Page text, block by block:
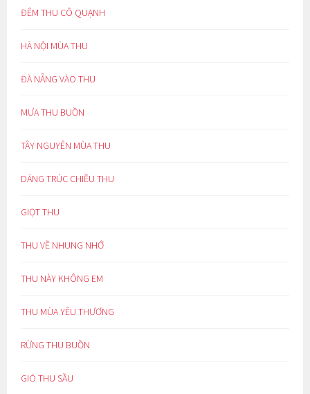
ĐÊM THU CÔ QUẠNH
HÀ NỘI MÙA THU
ĐÀ NẴNG VÀO THU
MƯA THU BUỒN
TÂY NGUYÊN MÙA THU
DÁNG TRÚC CHIỀU THU
GIỌT THU
THU VỀ NHUNG NHỚ
THU NÀY KHÔNG EM
THU MÙA YÊU THƯƠNG
RỪNG THU BUỒN
GIÓ THU SẦU